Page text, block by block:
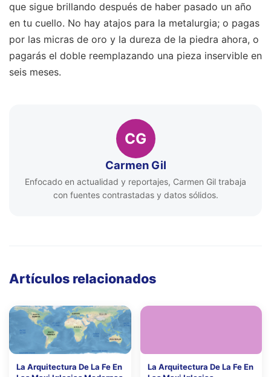
que sigue brillando después de haber pasado un año
en tu cuello. No hay atajos para la metalurgia; o pagas
por las micras de oro y la dureza de la piedra ahora, o
pagarás el doble reemplazando una pieza inservible en
seis meses.
CG
Carmen Gil
Enfocado en actualidad y reportajes, Carmen Gil trabaja
con fuentes contrastadas y datos sólidos.
Artículos relacionados
La Arquitectura De La Fe En
La Arquitectura De La Fe En